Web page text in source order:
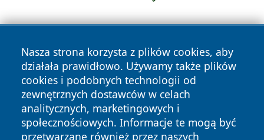
Nasza strona korzysta z plików cookies, aby
działała prawidłowo. Używamy także plików
cookies i podobnych technologii od
zewnętrznych dostawców w celach
analitycznych, marketingowych i
społecznościowych. Informacje te mogą być
przetwarzane również przez naszych
Copyright © 2026 belchatowski24.pl Wszystkie prawa
zastrzeżone.